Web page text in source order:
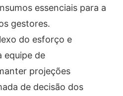
essenciais para a
gestores.
do esforço e
equipe de
projeções
de decisão dos